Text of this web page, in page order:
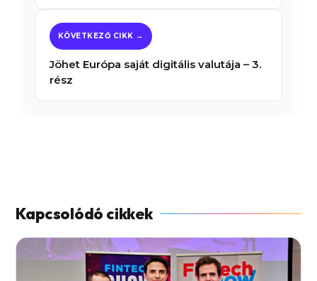
Jöhet Európa saját digitális valutája – 3.
rész